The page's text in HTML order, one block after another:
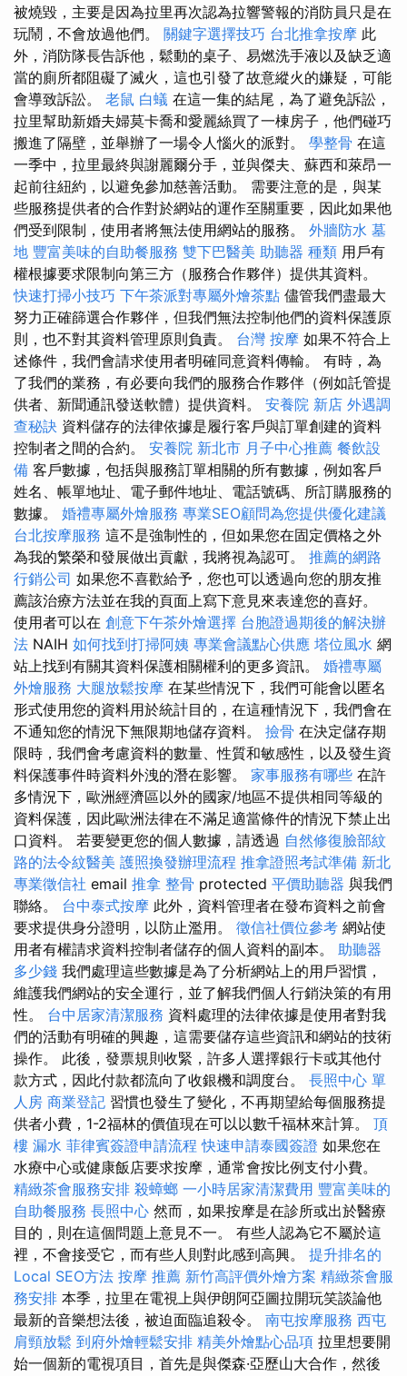
被燒毀，主要是因為拉里再次認為拉響警報的消防員只是在
玩鬧，不會放過他們。 關鍵字選擇技巧 台北推拿按摩 此
外，消防隊長告訴他，鬆動的桌子、易燃洗手液以及缺乏適
當的廁所都阻礙了滅火，這也引發了故意縱火的嫌疑，可能
會導致訴訟。 老鼠 白蟻 在這一集的結尾，為了避免訴訟，
拉里幫助新婚夫婦莫卡喬和愛麗絲買了一棟房子，他們碰巧
搬進了隔壁，並舉辦了一場令人惱火的派對。 學整骨 在這
一季中，拉里最終與謝麗爾分手，並與傑夫、蘇西和萊昂一
起前往紐約，以避免參加慈善活動。 需要注意的是，與某
些服務提供者的合作對於網站的運作至關重要，因此如果他
們受到限制，使用者將無法使用網站的服務。 外牆防水 墓
地 豐富美味的自助餐服務 雙下巴醫美 助聽器 種類 用戶有
權根據要求限制向第三方（服務合作夥伴）提供其資料。
快速打掃小技巧 下午茶派對專屬外燴茶點 儘管我們盡最大
努力正確篩選合作夥伴，但我們無法控制他們的資料保護原
則，也不對其資料管理原則負責。 台灣 按摩 如果不符合上
述條件，我們會請求使用者明確同意資料傳輸。 有時，為
了我們的業務，有必要向我們的服務合作夥伴（例如託管提
供者、新聞通訊發送軟體）提供資料。 安養院 新店 外遇調
查秘訣 資料儲存的法律依據是履行客戶與訂單創建的資料
控制者之間的合約。 安養院 新北市 月子中心推薦 餐飲設
備 客戶數據，包括與服務訂單相關的所有數據，例如客戶
姓名、帳單地址、電子郵件地址、電話號碼、所訂購服務的
數據。 婚禮專屬外燴服務 專業SEO顧問為您提供優化建議
台北按摩服務 這不是強制性的，但如果您在固定價格之外
為我的繁榮和發展做出貢獻，我將視為認可。 推薦的網路
行銷公司 如果您不喜歡給予，您也可以透過向您的朋友推
薦該治療方法並在我的頁面上寫下意見來表達您的喜好。
使用者可以在 創意下午茶外燴選擇 台胞證過期後的解決辦
法 NAIH 如何找到打掃阿姨 專業會議點心供應 塔位風水 網
站上找到有關其資料保護相關權利的更多資訊。 婚禮專屬
外燴服務 大腿放鬆按摩 在某些情況下，我們可能會以匿名
形式使用您的資料用於統計目的，在這種情況下，我們會在
不通知您的情況下無限期地儲存資料。 撿骨 在決定儲存期
限時，我們會考慮資料的數量、性質和敏感性，以及發生資
料保護事件時資料外洩的潛在影響。 家事服務有哪些 在許
多情況下，歐洲經濟區以外的國家/地區不提供相同等級的
資料保護，因此歐洲法律在不滿足適當條件的情況下禁止出
口資料。 若要變更您的個人數據，請透過 自然修復臉部紋
路的法令紋醫美 護照換發辦理流程 推拿證照考試準備 新北
專業徵信社 email 推拿 整骨 protected 平價助聽器 與我們
聯絡。 台中泰式按摩 此外，資料管理者在發布資料之前會
要求提供身分證明，以防止濫用。 徵信社價位參考 網站使
用者有權請求資料控制者儲存的個人資料的副本。 助聽器
多少錢 我們處理這些數據是為了分析網站上的用戶習慣，
維護我們網站的安全運行，並了解我們個人行銷決策的有用
性。 台中居家清潔服務 資料處理的法律依據是使用者對我
們的活動有明確的興趣，這需要儲存這些資訊和網站的技術
操作。 此後，發票規則收緊，許多人選擇銀行卡或其他付
款方式，因此付款都流向了收銀機和調度台。 長照中心 單
人房 商業登記 習慣也發生了變化，不再期望給每個服務提
供者小費，1-2福林的價值現在可以以數千福林來計算。 頂
樓 漏水 菲律賓簽證申請流程 快速申請泰國簽證 如果您在
水療中心或健康飯店要求按摩，通常會按比例支付小費。
精緻茶會服務安排 殺蟑螂 一小時居家清潔費用 豐富美味的
自助餐服務 長照中心 然而，如果按摩是在診所或出於醫療
目的，則在這個問題上意見不一。 有些人認為它不屬於這
裡，不會接受它，而有些人則對此感到高興。 提升排名的
Local SEO方法 按摩 推薦 新竹高評價外燴方案 精緻茶會服
務安排 本季，拉里在電視上與伊朗阿亞圖拉開玩笑談論他
最新的音樂想法後，被迫面臨追殺令。 南屯按摩服務 西屯
肩頸放鬆 到府外燴輕鬆安排 精美外燴點心品項 拉里想要開
始一個新的電視項目，首先是與傑森·亞歷山大合作，然後